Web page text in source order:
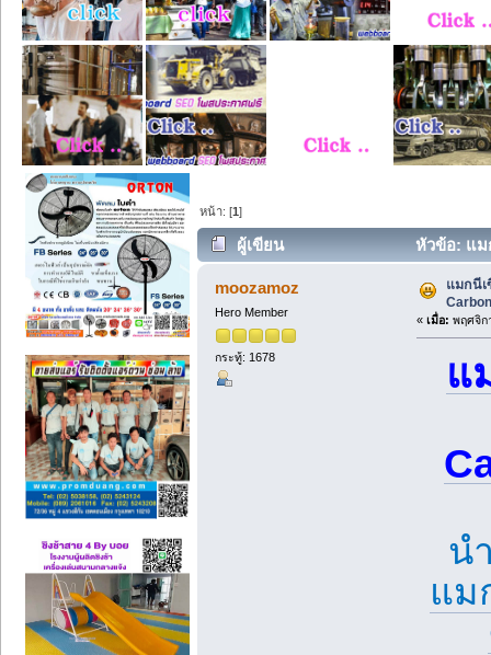
หน้า: [1]
ผู้เขียน
หัวข้อ: แม
moozamoz
Hero Member
กระทู้: 1678
แมกนีเ
« เมื่อ: พฤศจิก
แ
น
แม